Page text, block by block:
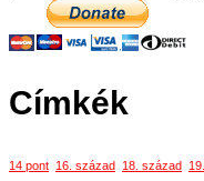
Címkék
14 pont 16. század 18. század